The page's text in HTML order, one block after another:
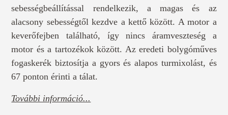
sebességbeállítással rendelkezik, a magas és az
alacsony sebességtől kezdve a kettő között. A motor a
keverőfejben található, így nincs áramveszteség a
motor és a tartozékok között. Az eredeti bolygóműves
fogaskerék biztosítja a gyors és alapos turmixolást, és
67 ponton érinti a tálat.
További információ...